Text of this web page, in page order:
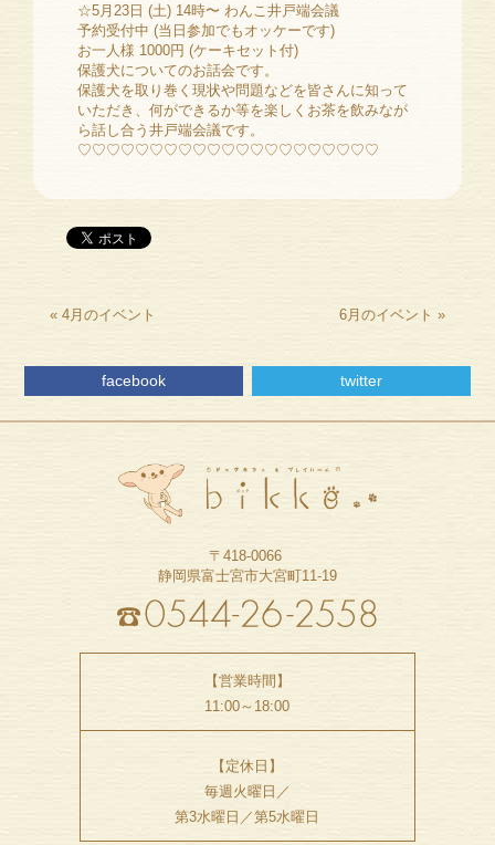
☆5月23日 (土) 14時〜 わんこ井戸端会議
予約受付中 (当日参加でもオッケーです)
お一人様 1000円 (ケーキセット付)
保護犬についてのお話会です。
保護犬を取り巻く現状や問題などを皆さんに知って
いただき、何ができるか等を楽しくお茶を飲みなが
ら話し合う井戸端会議です。
♡♡♡♡♡♡♡♡♡♡♡♡♡♡♡♡♡♡♡♡♡
«4月のイベント 6月のイベント »
facebook twitter
〒418-0066
静岡県富士宮市大宮町11-19
【営業時間】
11:00～18:00
【定休日】
毎週火曜日／
第3水曜日／第5水曜日